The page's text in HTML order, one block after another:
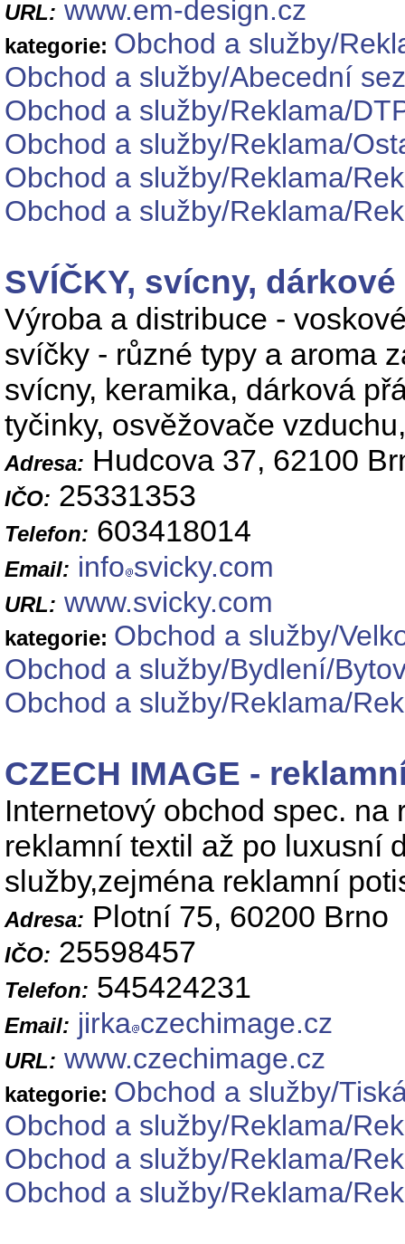
URL: www.em-design.cz
kategorie: Obchod a služby/
Obchod a služby/Abecední
Obchod a služby/Reklama/
Obchod a služby/Reklama/
Obchod a služby/Reklama/
Obchod a služby/Reklama/
SVÍČKY, svícny,
Výroba a distribuce -
svíčky - různé typy a aroma
svícny, keramika, dárková
tyčinky, osvěžovače
Adresa: Hudcova 37, 62100
IČO: 25331353
Telefon: 603418014
Email: info svicky.com
URL: www.svicky.com
kategorie: Obchod a služby/
Obchod a služby/Bydlení/
Obchod a služby/Reklama/
CZECH IMAGE -
Internetový obchod spec.
reklamní textil až po luxusní
služby,zejména reklamní
Adresa: Plotní 75, 60200 Brno
IČO: 25598457
Telefon: 545424231
Email: jirka czechimage.cz
URL: www.czechimage.cz
kategorie: Obchod a služby/
Obchod a služby/Reklama/
Obchod a služby/Reklama/
Obchod a služby/Reklama/